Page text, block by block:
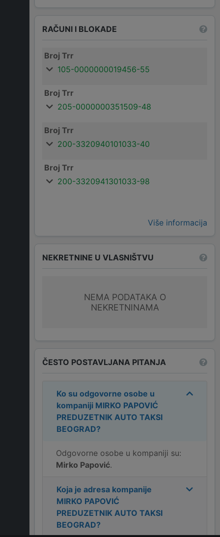
RAČUNI I BLOKADE
Broj Trr
105-0000000019456-55
Broj Trr
205-0000000351509-48
Broj Trr
200-3320940101033-40
Broj Trr
200-3320941301033-98
Više informacija
NEKRETNINE U VLASNIŠTVU
NEMA PODATAKA O
NEKRETNINAMA
ČESTO POSTAVLJANA PITANJA
Ko su odgovorne osobe u
kompaniji MIRKO PAPOVIĆ
PREDUZETNIK AUTO TAKSI
BEOGRAD?
Odgovorne osobe u kompaniji su:
Mirko Papović.
Koja je adresa kompanije
MIRKO PAPOVIĆ
PREDUZETNIK AUTO TAKSI
BEOGRAD?